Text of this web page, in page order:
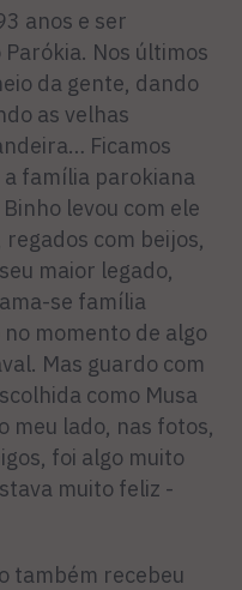
anos e ser
Nos últimos
da gente, dando
as velhas
Ficamos
família parokiana
levou com ele
com beijos,
maior legado,
se família
momento de algo
Mas guardo com
como Musa
meu lado, nas fotos,
foi algo muito
muito feliz -
também recebeu